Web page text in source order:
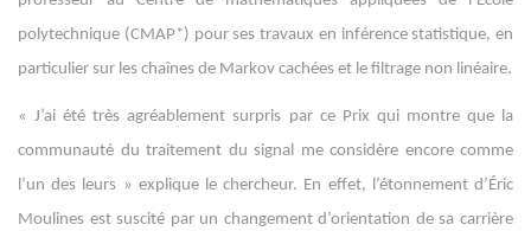
polytechnique (CMAP*) pour ses travaux en inférence statistique, en
particulier sur les chaînes de Markov cachées et le filtrage non linéaire.
« J’ai été très agréablement surpris par ce Prix qui montre que la
communauté du traitement du signal me considère encore comme
l’un des leurs » explique le chercheur. En effet, l’étonnement d’Éric
Moulines est suscité par un changement d’orientation de sa carrière